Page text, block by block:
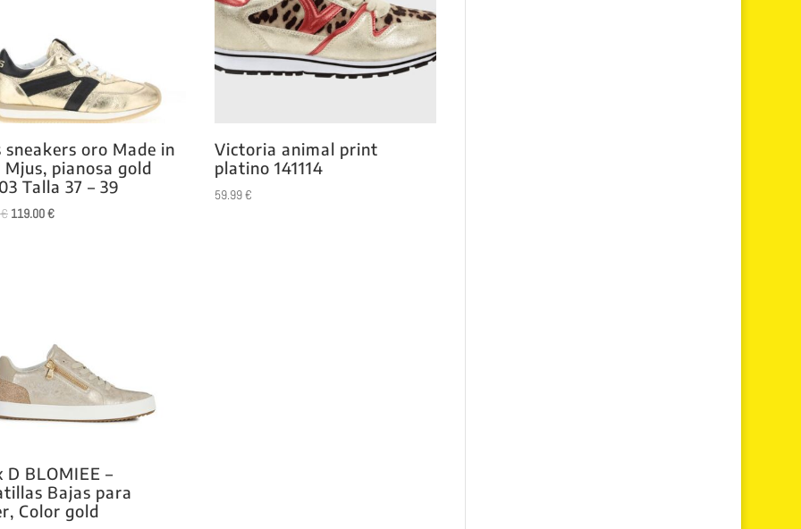
sneakers oro Made in
pianosa gold
Talla 37 – 39
€ El
119.00€El
Victoria animal print
platino 141114
59.99€
D BLOMIEE –
Bajas para
Color gold